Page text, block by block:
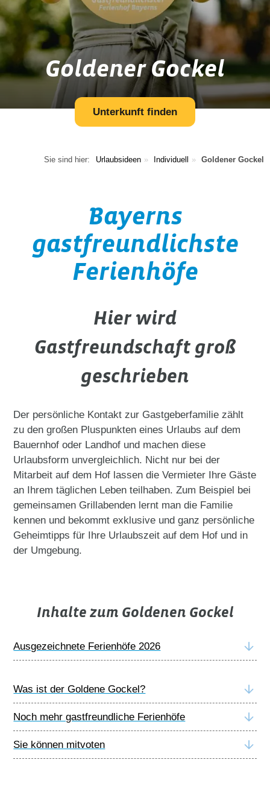
Goldener Gockel
Unterkunft finden
Goldener Gockel
Individuell
Urlaubsideen
Sie sind hier:
Bayerns
gastfreundlichste
Ferienhöfe
Hier wird
Gastfreundschaft groß
geschrieben
Der persönliche Kontakt zur Gastgeberfamilie zählt
zu den großen Pluspunkten eines Urlaubs auf dem
Bauernhof oder Landhof und machen diese
Urlaubsform unvergleichlich. Nicht nur bei der
Mitarbeit auf dem Hof lassen die Vermieter Ihre Gäste
an Ihrem täglichen Leben teilhaben. Zum Beispiel bei
gemeinsamen Grillabenden lernt man die Familie
kennen und bekommt exklusive und ganz persönliche
Geheimtipps für Ihre Urlaubszeit auf dem Hof und in
der Umgebung.
Inhalte zum Goldenen Gockel
Ausgezeichnete Ferienhöfe 2026
Was ist der Goldene Gockel?
Noch mehr gastfreundliche Ferienhöfe
Sie können mitvoten